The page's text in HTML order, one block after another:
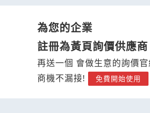
為您的企業
註冊為黃頁詢價供應商
再送一個 會做生意的詢價
商機不漏接!
免費開始使用